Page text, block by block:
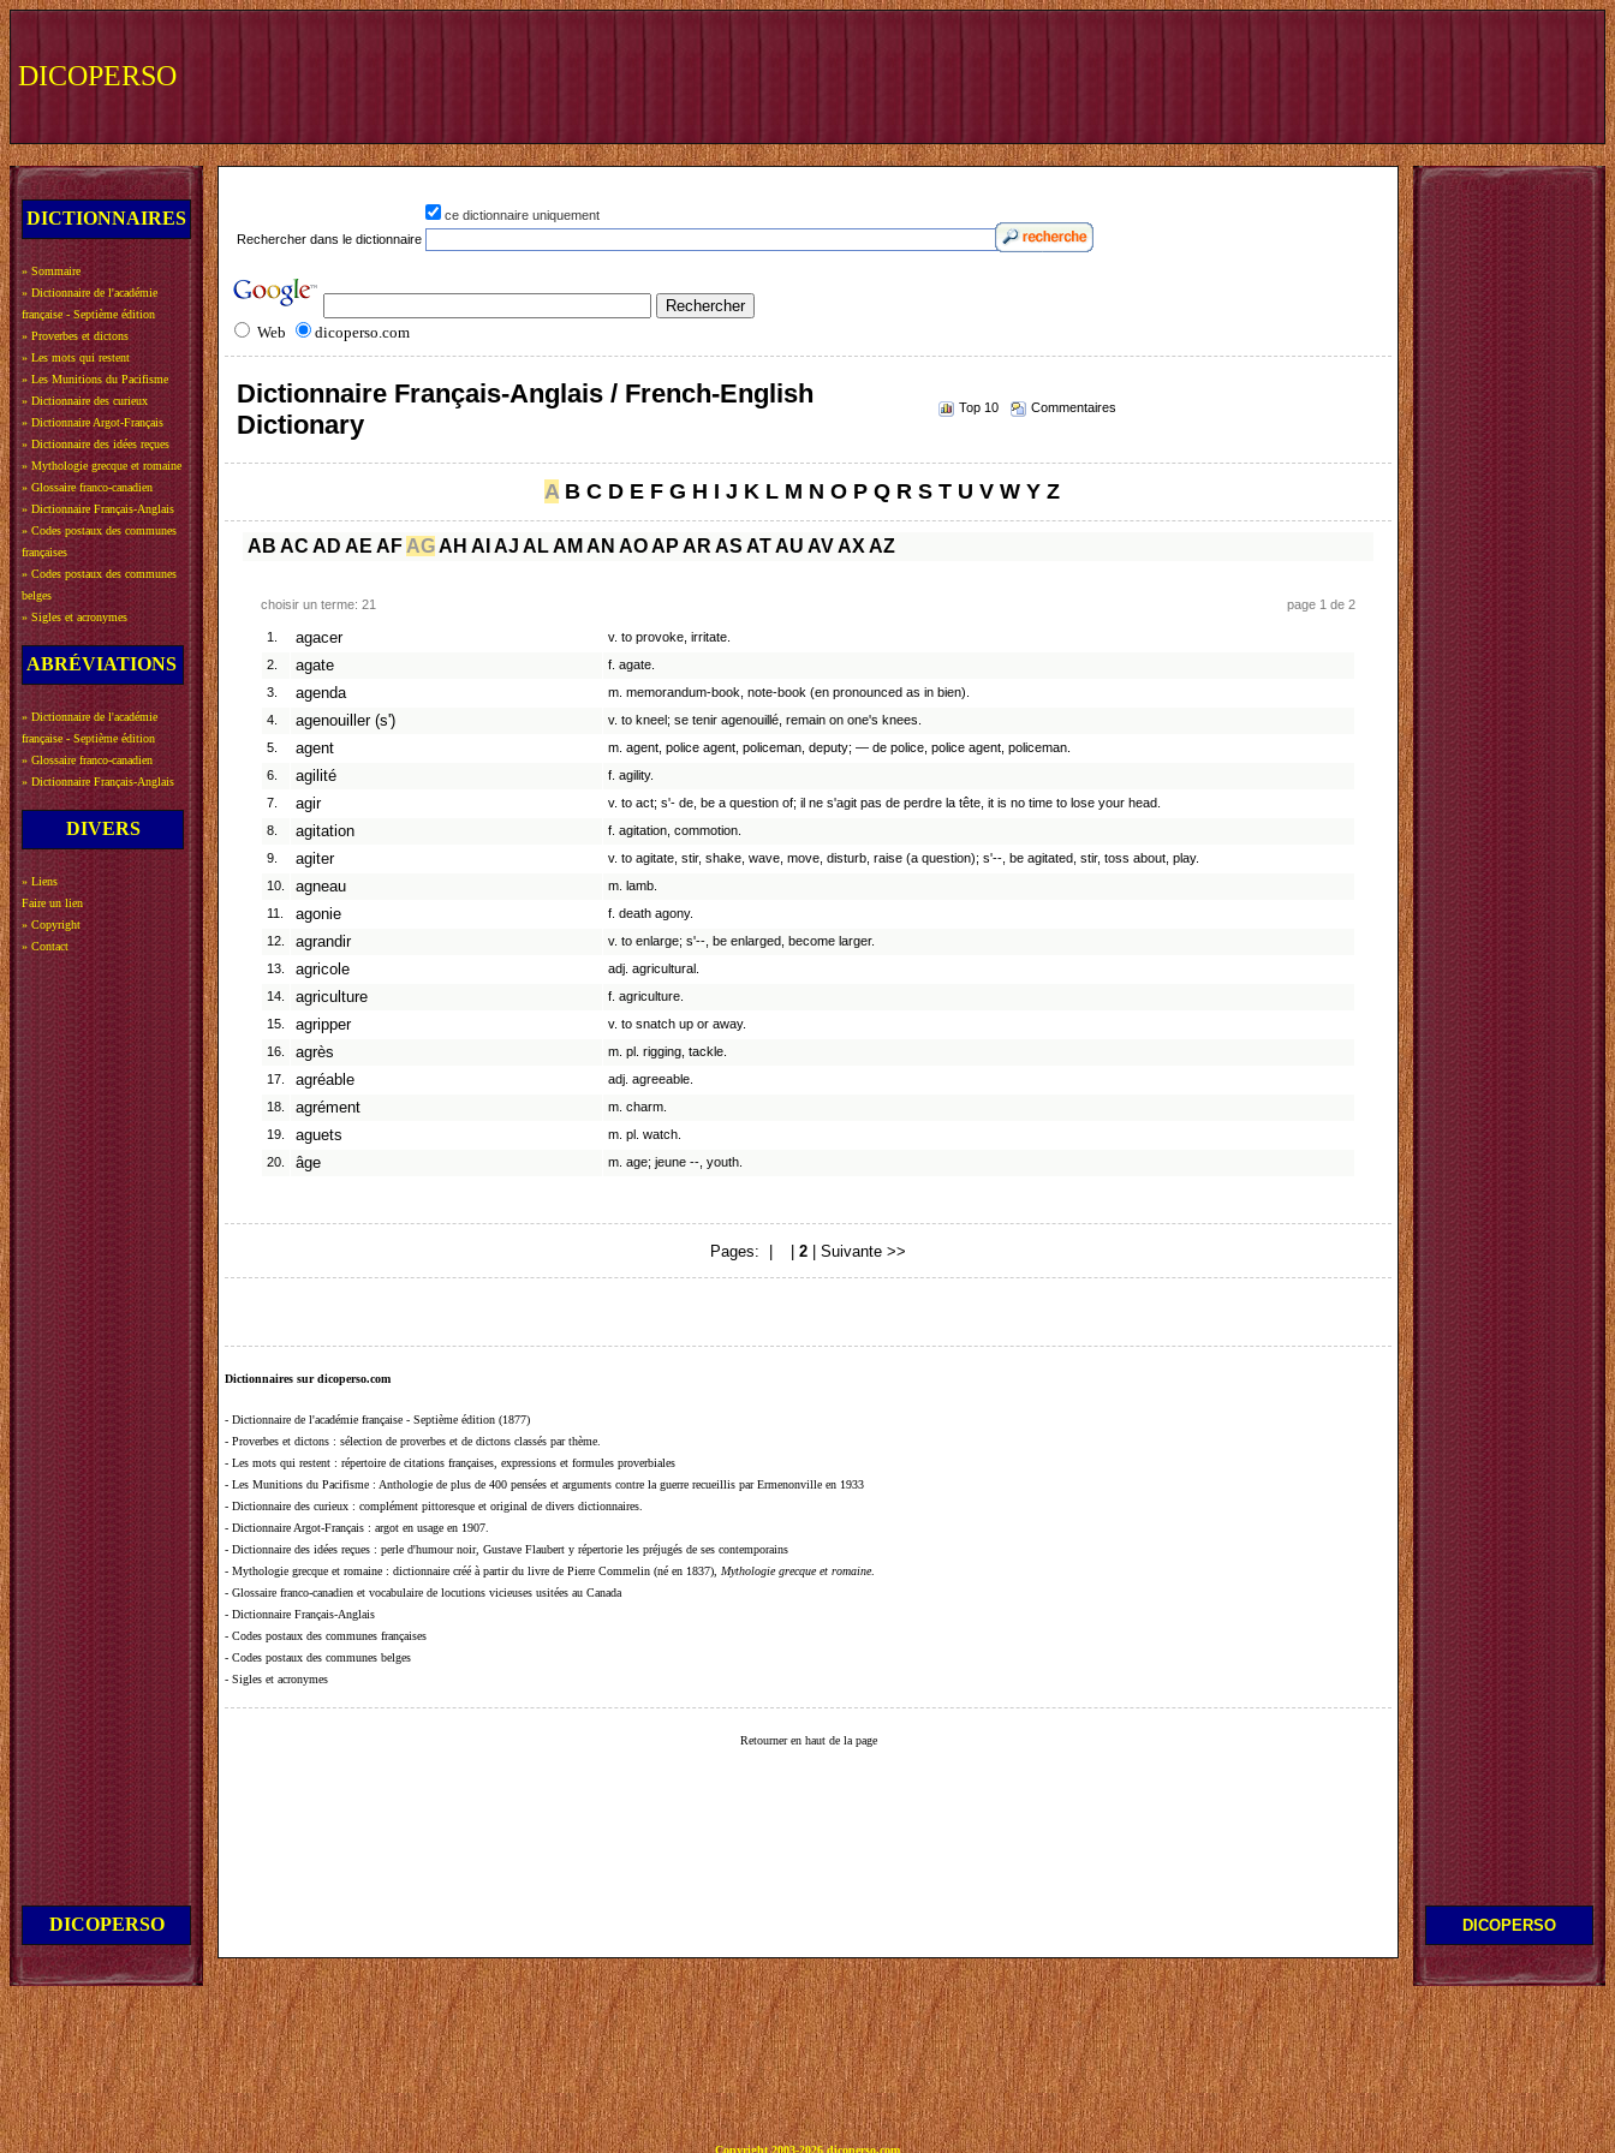
DICOPERSO
DICTIONNAIRES
» Sommaire
» Dictionnaire de l'académie
française - Septième édition
» Proverbes et dictons
» Les mots qui restent
» Les Munitions du Pacifisme
» Dictionnaire des curieux
» Dictionnaire Argot-Français
» Dictionnaire des idées reçues
» Mythologie grecque et romaine
» Glossaire franco-canadien
» Dictionnaire Français-Anglais
» Codes postaux des communes
françaises
» Codes postaux des communes
belges
» Sigles et acronymes
ABRÉVIATIONS
» Dictionnaire de l'académie
française - Septième édition
» Glossaire franco-canadien
» Dictionnaire Français-Anglais
DIVERS
» Liens
Faire un lien
» Copyright
» Contact
DICOPERSO
ce dictionnaire uniquement
Rechercher dans le dictionnaire
Web dicoperso.com
Dictionnaire Français-Anglais / French-English
Dictionary
Top 10 Commentaires
A B C D E F G H I J K L M N O P Q R S T U V W Y Z
AB AC AD AE AF AGAH AI AJ ALAM AN AOAP AR AS ATAU AVAX AZ
choisir un terme: 21 page 1 de 2
1. agacer
v. to provoke, irritate.
2.
agate
f. agate.
3.
agenda
m. memorandum-book, note-book (en pronounced as in bien).
4.
agenouiller (s')
v. to kneel; se tenir agenouillé, remain on one's knees.
5.
agent
m. agent, police agent, policeman, deputy; — de police, police agent, policeman.
6.
agilité
f. agility.
7.
agir
v. to act; s'- de, be a question of; il ne s'agit pas de perdre la tête, it is no time to lose your head.
8.
agitation
f. agitation, commotion.
9.
agiter
v. to agitate, stir, shake, wave, move, disturb, raise (a question); s'--, be agitated, stir, toss about, play.
10.
agneau
m. lamb.
11.
agonie
f. death agony.
12.
agrandir
v. to enlarge; s'--, be enlarged, become larger.
13.
agricole
adj. agricultural.
14.
agriculture
f. agriculture.
15.
agripper
v. to snatch up or away.
16.
agrès
m. pl. rigging, tackle.
17.
agréable
adj. agreeable.
18.
agrément
m. charm.
19.
aguets
m. pl. watch.
20.
âge m. age; jeune --, youth.
Pages: | 2 Suivante >>
Dictionnaires sur dicoperso.com
- Dictionnaire de l'académie française - Septième édition (1877)
- Proverbes et dictons : sélection de proverbes et de dictons classés par thème.
- Les mots qui restent : répertoire de citations françaises, expressions et formules proverbiales
- Les Munitions du Pacifisme : Anthologie de plus de 400 pensées et arguments contre la guerre recueillis par Ermenonville en 1933
- Dictionnaire des curieux : complément pittoresque et original de divers dictionnaires.
- Dictionnaire Argot-Français : argot en usage en 1907.
- Dictionnaire des idées reçues : perle d'humour noir, Gustave Flaubert y répertorie les préjugés de ses contemporains
- Mythologie grecque et romaine : dictionnaire créé à partir du livre de Pierre Commelin (né en 1837), Mythologie grecque et romaine.
- Glossaire franco-canadien et vocabulaire de locutions vicieuses usitées au Canada
- Dictionnaire Français-Anglais
- Codes postaux des communes françaises
- Codes postaux des communes belges
- Sigles et acronymes
Retourner en haut de la page
DICOPERSO
Copyright 2003-2026 dicoperso.com